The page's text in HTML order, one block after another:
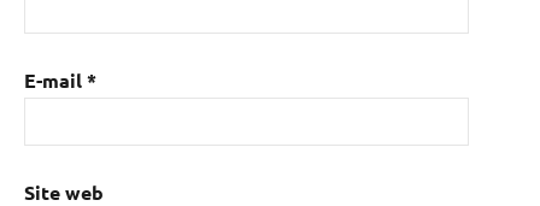
E-mail*
Site web